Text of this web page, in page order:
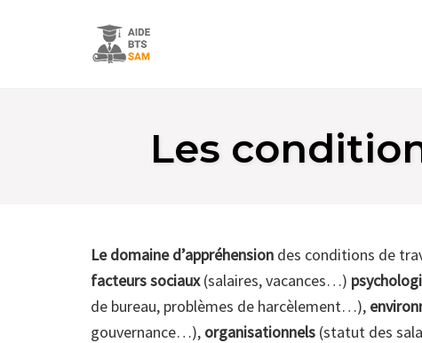
Les
Le domaine d’appréhension des conditions de
facteurs sociaux(salaires, vacances…)
de bureau, problèmes de harcèlement…),
gouvernance…), organisationnels (statut des